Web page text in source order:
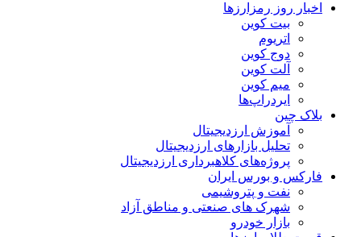
اخبار روز رمزارزها
بیت کوین
اتریوم
دوج کوین
آلت کوین
میم کوین‌
ایردراپ‌ها
بلاک چین
آموزش ارزدیجیتال
تحلیل بازارهای ارزدیجیتال
پروژه‌های کلاهبرداری ارزدیجیتال
فارکس و بورس ایران
نفت و پتروشیمی
شهرک های صنعتی و مناطق آزاد
بازار خودرو